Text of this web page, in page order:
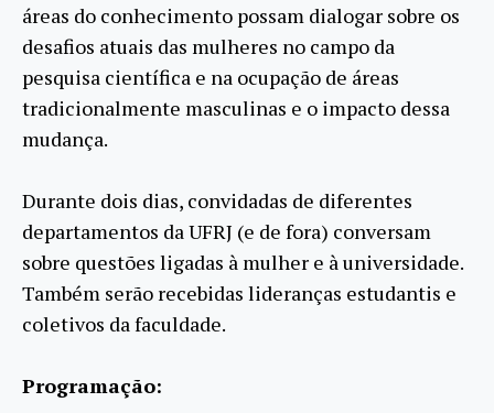
áreas do conhecimento possam dialogar sobre os
desafios atuais das mulheres no campo da
pesquisa científica e na ocupação de áreas
tradicionalmente masculinas e o impacto dessa
mudança.
Durante dois dias, convidadas de diferentes
departamentos da UFRJ (e de fora) conversam
sobre questões ligadas à mulher e à universidade.
Também serão recebidas lideranças estudantis e
coletivos da faculdade.
Programação: